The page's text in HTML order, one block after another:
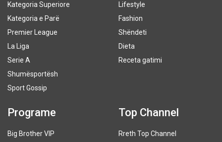
Kategoria Superiore
Kategoria e Parë
Premier League
La Liga
Serie A
Shumësportësh
Sport Gossip
Lifestyle
Fashion
Shëndeti
Dieta
Receta gatimi
Programe
Big Brother VIP
Top Channel
Rreth Top Channel